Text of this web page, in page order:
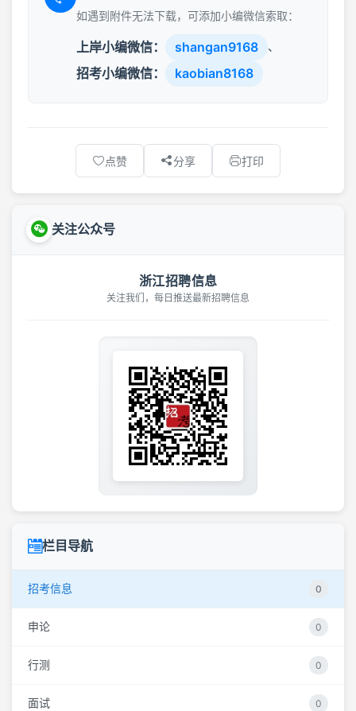
如遇到附件无法下载，可添加小编微信索取：
上岸小编微信： shangan9168 、
招考小编微信： kaobian8168
点赞 分享 打印
关注公众号
浙江招聘信息
关注我们，每日推送最新招聘信息
栏目导航
招考信息 0
申论 0
行测 0
面试 0